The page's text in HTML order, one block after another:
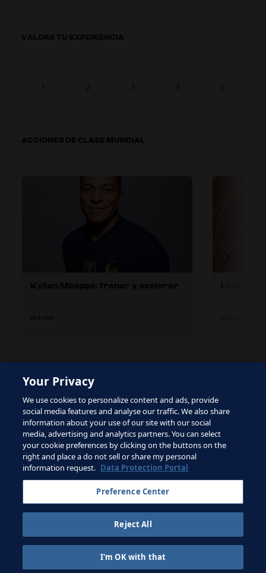
ACCIONES DE CLASE MUNDIAL
The site is protected by reCAPTCHA and the Google
Privacy PolicyandTerms of Serviceapply.
Términos de servicio
Contacta con la FIFA
Suscríbete al boletín
Your Privacy
We use cookies to personalize content and ads, provide
social media features and analyse our traffic. We also share
information about your use of our site with our social
media, advertising and analytics partners. You can select
your cookie preferences by clicking on the buttons on the
right and place a do not sell or share my personal
information request. Data Protection Portal
Preference Center
Reject All
I'm OK with that